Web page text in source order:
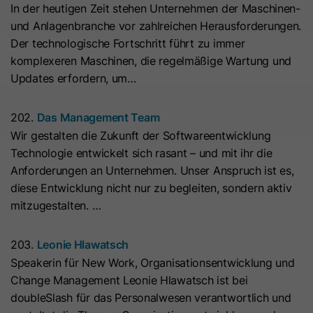
In der heutigen Zeit stehen Unternehmen der Maschinen-
und Anlagenbranche vor zahlreichen Herausforderungen.
Der technologische Fortschritt führt zu immer
komplexeren Maschinen, die regelmäßige Wartung und
Updates erfordern, um…
202. Das Management Team
Wir gestalten die Zukunft der Softwareentwicklung
Technologie entwickelt sich rasant – und mit ihr die
Anforderungen an Unternehmen. Unser Anspruch ist es,
diese Entwicklung nicht nur zu begleiten, sondern aktiv
mitzugestalten. …
203. Leonie Hlawatsch
Speakerin für New Work, Organisationsentwicklung und
Change Management Leonie Hlawatsch ist bei
doubleSlash für das Personalwesen verantwortlich und
Zweck
Anbieter HubSpot
Laufzeit 7 Tage
Dieses Cookie wird verwendet, um
zu verhindern, dass das Banner
Besucher im strikten Modus surfen.
Name __hs_opt_out
Hierbei können pseudonymisierte Nutzungsprofile erstellt
werden.
Die Datenverarbeitung erfolgt nur nach Einwilligung gemäß
Art. 6 Abs. 1 lit. a DSGVO. Es kann zu einer Übermittlung
personenbezogener Daten in die USA kommen. Google ist
Abhängig von: Google Tag Manager
Name __cduid
Anbieter Cloudflare
Laufzeit
den CDN-Anbieter von HubSpot,
festgelegt. Es hilft Cloudflare,
böswillige Besucher Ihrer Website zu
identifizieren und das Blockieren von
Cookie-Informationen
Marketing
Marketing-Cookies werden verwendet, um
Werbemaßnahmen zu messen und personalisierte Werbung
verschiedene Websites und Geräte hinweg kommen.
Hinweis:Es kann zu einer Datenübermittlung in Drittstaaten
(z. B. USA) kommen. Weitere Informationen finden Sie in
unserer Datenschutzerklärung.